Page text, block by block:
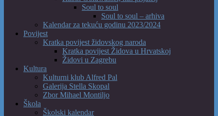
Soul to soul
Soul to soul – arhiva
Kalendar za tekuću godinu 2023/2024
Povijest
Kratka povijest židovskog naroda
Kratka povijest Židova u Hrvatskoj
Židovi u Zagrebu
Kultura
Kulturni klub Alfred Pal
Galerija Stella Skopal
Zbor Mihael Montiljo
Škola
Školski kalendar